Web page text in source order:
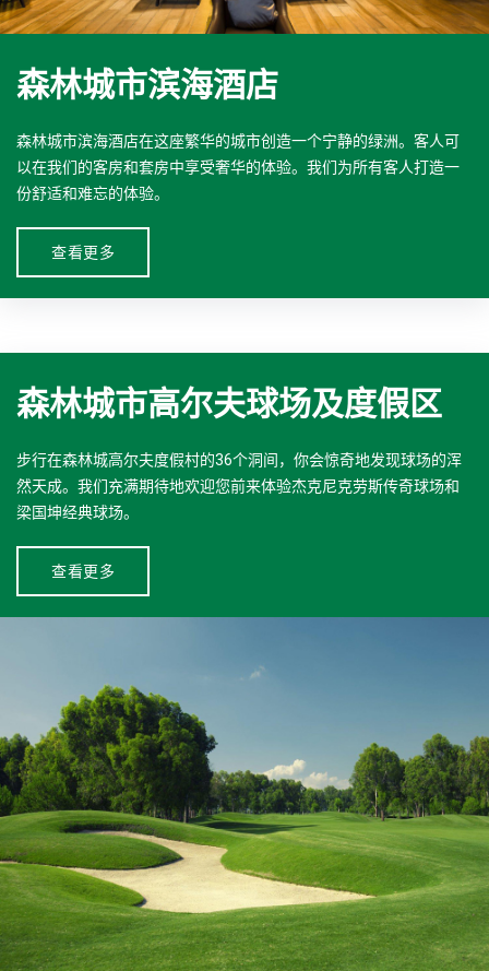
森林城市滨海酒店
森林城市滨海酒店在这座繁华的城市创造一个宁静的绿洲。客人可
以在我们的客房和套房中享受奢华的体验。我们为所有客人打造一
份舒适和难忘的体验。
查看更多
森林城市高尔夫球场及度假区
步行在森林城高尔夫度假村的36个洞间，你会惊奇地发现球场的浑
然天成。我们充满期待地欢迎您前来体验杰克尼克劳斯传奇球场和
梁国坤经典球场。
查看更多